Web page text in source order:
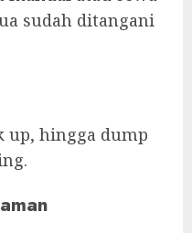
sudah ditangani
up, hingga dump